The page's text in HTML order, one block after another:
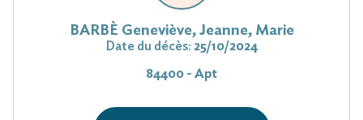
BARBÈ Geneviève, Jeanne, Marie
Date du décès: 25/10/2024
84400 - Apt